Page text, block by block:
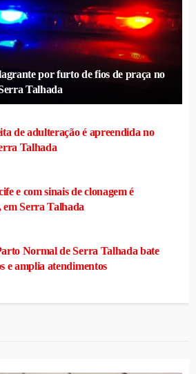
por furto de fios de praça no
Talhada
de adulteração é apreendida no
Talhada
e com sinais de clonagem é
Serra Talhada
Normal de Serra Talhada bate
e amplia atendimentos